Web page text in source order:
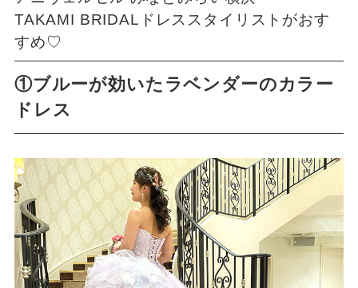
TAKAMI BRIDALドレススタイリストがおす
すめ♡
①ブルーが効いたラベンダーのカラー
ドレス